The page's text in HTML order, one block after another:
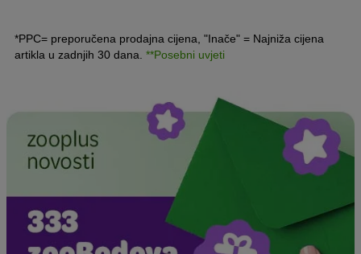
*PPC= preporučena prodajna cijena, "Inače" = Najniža cijena
artikla u zadnjih 30 dana. **Posebni uvjeti